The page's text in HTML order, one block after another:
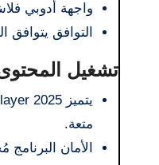
واجهة أدوبي فلاش بلاير 2025 سهلة الاستخدام، وتتيح للمستخدم
التوافق
تشغيل
متعة.
الأمان